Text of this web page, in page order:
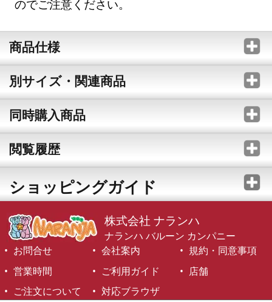
のでご注意ください。
商品仕様
別サイズ・関連商品
同時購入商品
閲覧履歴
ショッピングガイド
株式会社 ナランハ
ナランハ バルーン カンパニー
お問合せ
会社案内
規約・同意事項
営業時間
ご利用ガイド
店舗
ご注文について
対応ブラウザ